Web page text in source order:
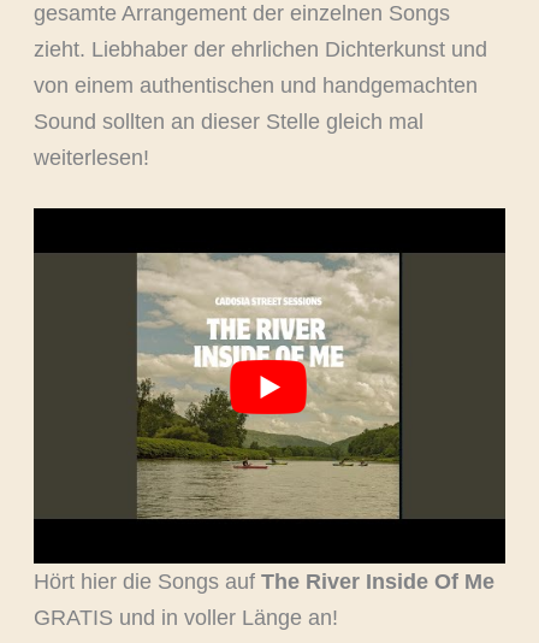
gesamte Arrangement der einzelnen Songs
zieht. Liebhaber der ehrlichen Dichterkunst und
von einem authentischen und handgemachten
Sound sollten an dieser Stelle gleich mal
weiterlesen!
Hört hier die Songs auf The River Inside Of Me
GRATIS und in voller Länge an!